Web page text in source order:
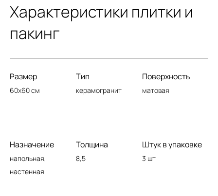
Характеристики плитки и
пакинг
Размер
60x60 см
Тип
керамогранит
Поверхность
матовая
Назначение
напольная,
настенная
Толщина
8,5
Штук в упаковке
3 шт